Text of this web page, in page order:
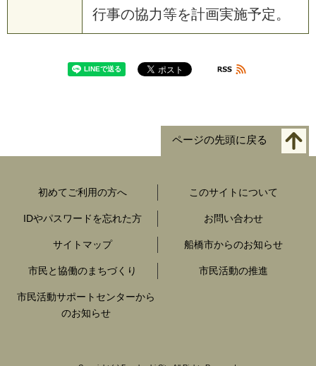
行事の協力等を計画実施予定。
ページの先頭に戻る
初めてご利用の方へ このサイトについて
IDやパスワードを忘れた方 お問い合わせ
サイトマップ 船橋市からのお知らせ
市民と協働のまちづくり 市民活動の推進
市民活動サポートセンターから
のお知らせ